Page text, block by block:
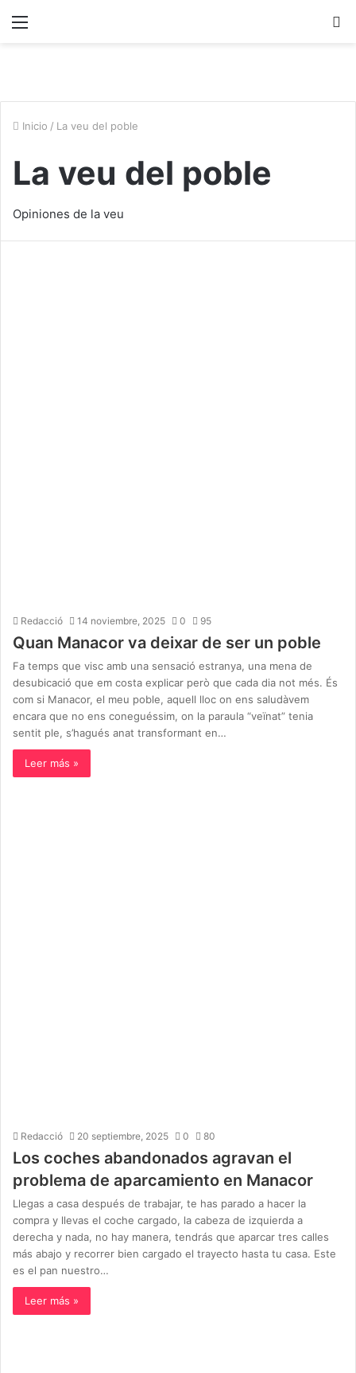
Inicio / La veu del poble
La veu del poble
Opiniones de la veu
Redacció 14 noviembre, 2025 0 95
Quan Manacor va deixar de ser un poble
Fa temps que visc amb una sensació estranya, una mena de
desubicació que em costa explicar però que cada dia not més. És
com si Manacor, el meu poble, aquell lloc on ens saludàvem
encara que no ens coneguéssim, on la paraula “veïnat” tenia
sentit ple, s’hagués anat transformant en…
Leer más »
Redacció 20 septiembre, 2025 0 80
Los coches abandonados agravan el
problema de aparcamiento en Manacor
Llegas a casa después de trabajar, te has parado a hacer la
compra y llevas el coche cargado, la cabeza de izquierda a
derecha y nada, no hay manera, tendrás que aparcar tres calles
más abajo y recorrer bien cargado el trayecto hasta tu casa. Este
es el pan nuestro…
Leer más »